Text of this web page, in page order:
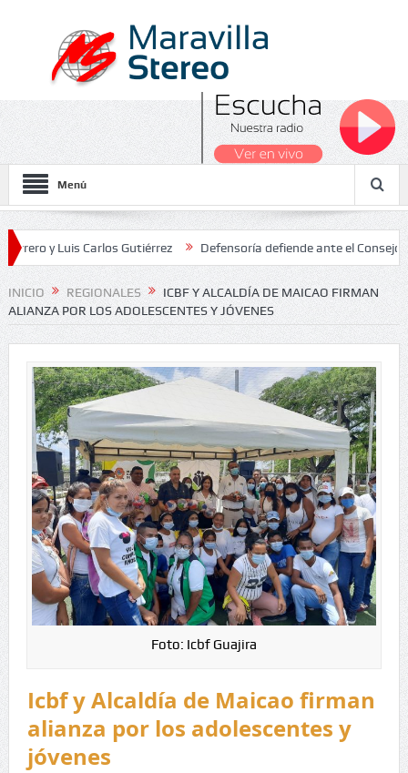
Menú
Carlos Gutiérrez Defensoría defiende ante el Consejo de
Nacionales 2026
INICIO REGIONALES
ICBF Y ALCALDÍA DE MAICAO FIRMAN
ALIANZA POR LOS ADOLESCENTES Y JÓVENES
Foto: Icbf Guajira
Icbf y Alcaldía de Maicao firman
alianza por los adolescentes y
jóvenes